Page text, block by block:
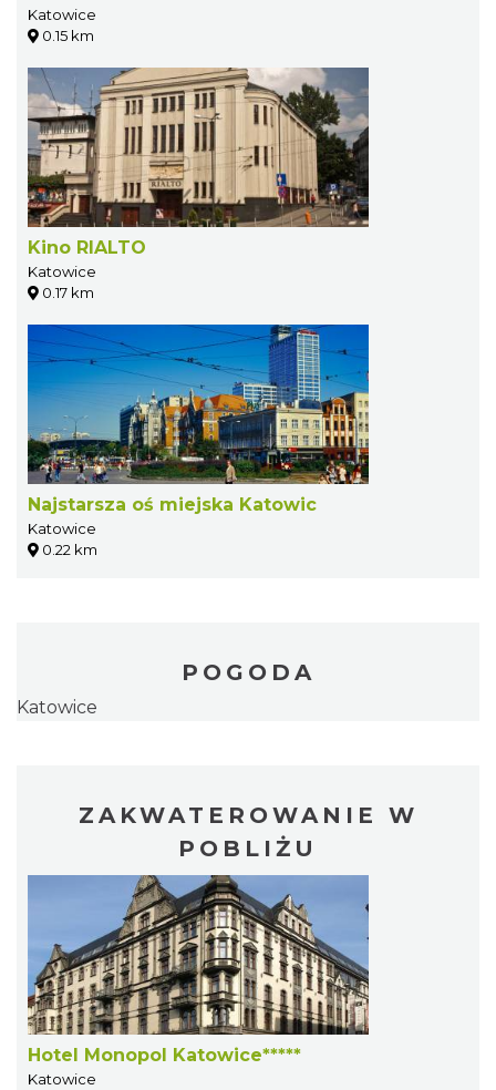
Katowice
0.15 km
Kino RIALTO
Katowice
0.17 km
Najstarsza oś miejska Katowic
Katowice
0.22 km
POGODA
Katowice
ZAKWATEROWANIE W
POBLIŻU
Hotel Monopol Katowice*****
Katowice